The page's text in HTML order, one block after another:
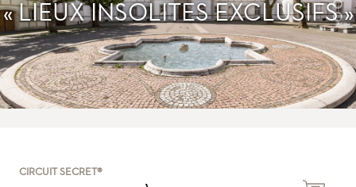
« LIEUX INSOLITES EXCLUSIFS »
CIRCUIT SECRET®